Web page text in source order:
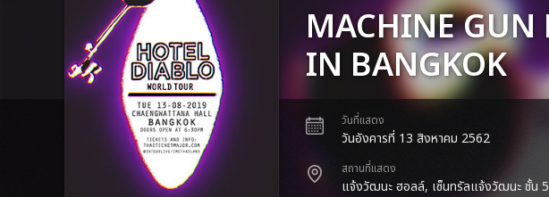
MACHINE GUN
IN BANGKOK
วันที่แสดง
วันอังคารที่ 13 สิงหาคม 2562
สถานที่แสดง
แจ้งวัฒนะ ฮอลล์, เซ็นทรัลแจ้งวัฒนะ ชั้น